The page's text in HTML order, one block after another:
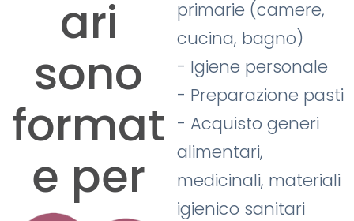
ari
sono
format
e per
primarie (camere,
cucina, bagno)
- Igiene personale
- Preparazione pasti
- Acquisto generi
alimentari,
medicinali, materiali
igienico sanitari